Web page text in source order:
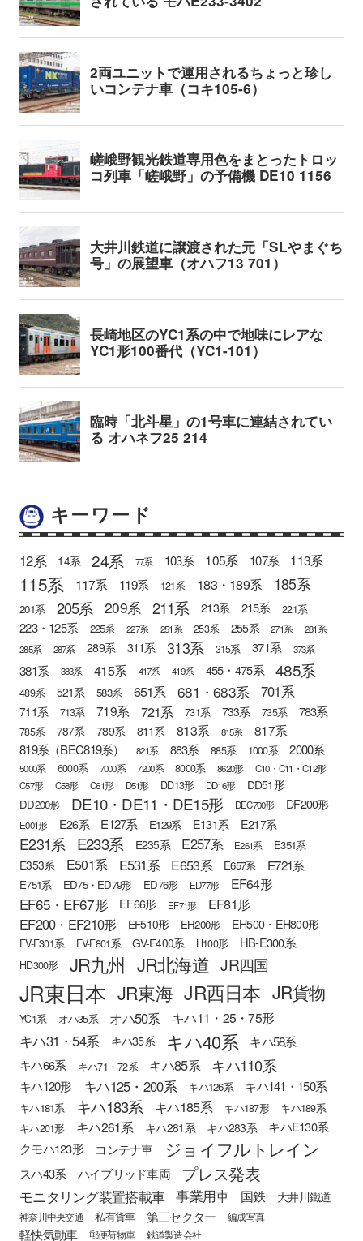
キーワード
12系 14系 24系 77系 103系 105系 107系 113系
115系 117系 119系 121系 183・189系 185系
201系 205系 209系 211系 213系 215系 221系
223・125系 225系 227系 251系 253系 255系 271系
281系
285系
287系 289系 311系 313系 315系 371系 373系
381系 383系 415系 417系 419系 455・475系 485系
489系 521系 583系 651系 681・683系 701系
711系 713系 719系 721系 731系 733系 735系 783系
785系 787系 789系 811系 813系 815系 817系
819系（BEC819系） 821系 883系 885系 1000系 2000系
5000系 6000系 7000系 7200系 8000系 8620形
C10・C11・C12形
C57形
C58形 C61形 D51形 DD13形 DD16形 DD51形
DD200形 DE10・DE11・DE15形 DEC700形 DF200形
E001形 E26系 E127系 E129系 E131系 E217系
E231系 E233系 E235系 E257系 E261系 E351系
E353系 E501系 E531系 E653系 E657系 E721系
E751系 ED75・ED79形 ED76形 ED77形 EF64形
EF65・EF67形 EF66形 EF71形
EF81形
EF200・EF210形
EF510形 EH200形 EH500・EH800形
EV-E301系 EV-E801系 GV-E400系 H100形 HB-E300系
HD300形 JR九州 JR北海道 JR四国
JR東日本 JR東海 JR西日本 JR貨物
YC1系 オハ35系 オハ50系 キハ11・25・75形
キハ31・54系 キハ35系 キハ40系 キハ58系
キハ66系 キハ71・72系 キハ85系 キハ110系
キハ120形 キハ125・200系 キハ126系 キハ141・150系
キハ181系 キハ183系 キハ185系 キハ187形
キハ189系
キハ201形
キハ261系 キハ281系 キハ283系
キハE130系
クモハ123形
コンテナ車 ジョイフルトレイン
スハ43系 ハイブリッド車両 プレス発表
モニタリング装置搭載車 事業用車 国鉄 大井川鐵道
神奈川中央交通 私有貨車 第三セクター 編成写真
軽快気動車 郵便荷物車 鉄道製造会社